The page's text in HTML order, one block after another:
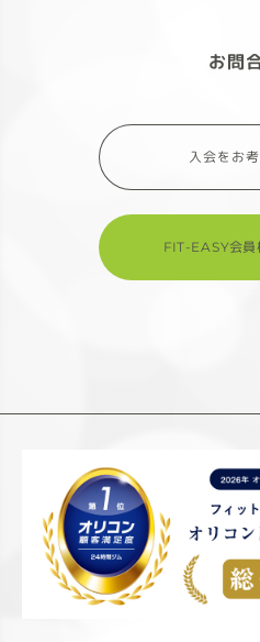
お問
入会をお
FIT-EASY会員